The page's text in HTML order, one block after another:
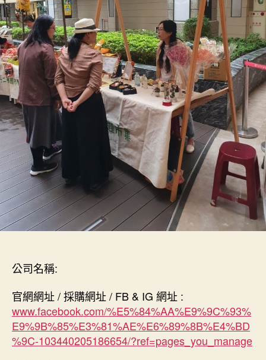
公司名稱:
官網網址 / 採購網址 / FB & IG 網址 :
www.facebook.com/%E5%84%AA%E9%9C%93%
E9%9B%85%E3%81%AE%E6%89%8B%E4%BD
%9C-103440205186654/?ref=pages_you_manage